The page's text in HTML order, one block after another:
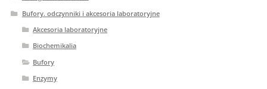
Bufory. odczynniki i akcesoria laboratoryjne
Akcesoria laboratoryjne
Biochemikalia
Bufory
Enzymy